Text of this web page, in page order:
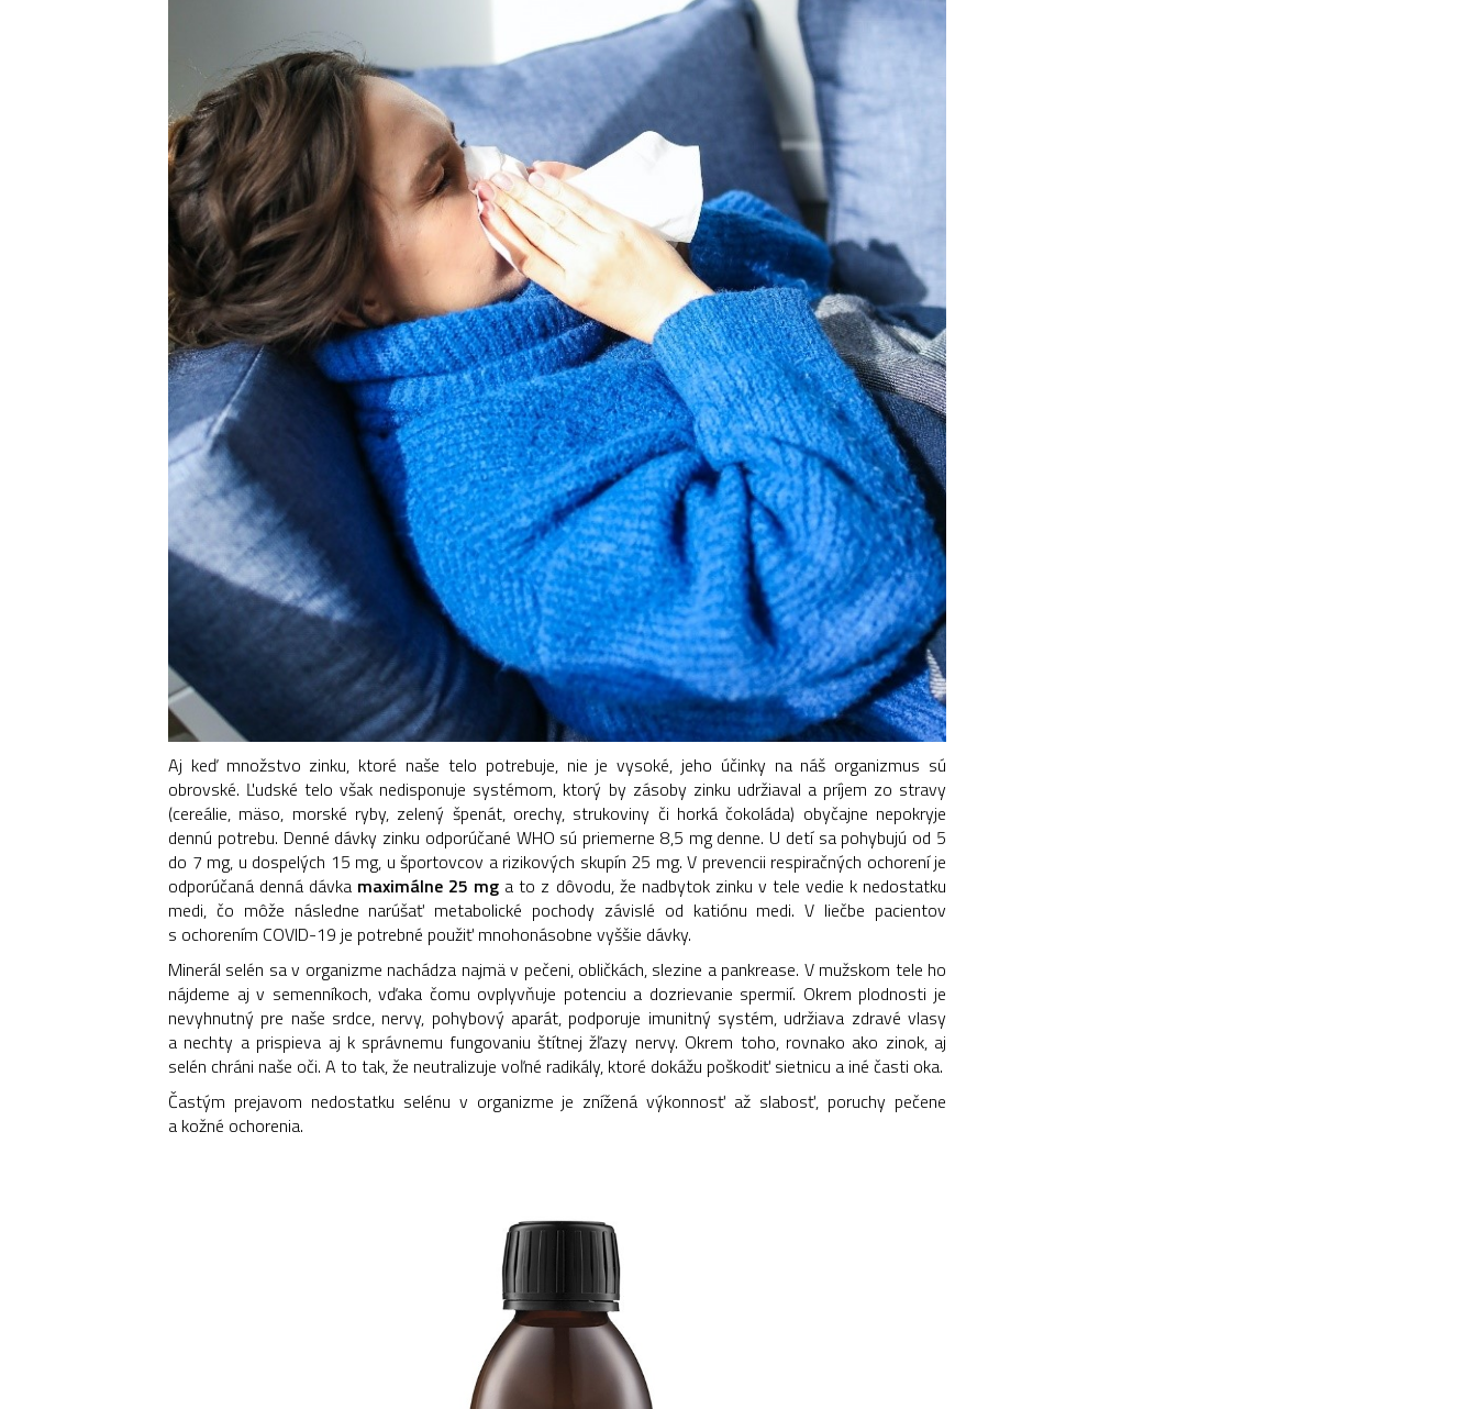
Aj keď množstvo zinku, ktoré naše telo potrebuje, nie je vysoké, jeho účinky na náš organizmus sú
obrovské. Ľudské telo však nedisponuje systémom, ktorý by zásoby zinku udržiaval a príjem zo stravy
(cereálie, mäso, morské ryby, zelený špenát, orechy, strukoviny či horká čokoláda) obyčajne nepokryje
dennú potrebu. Denné dávky zinku odporúčané WHO sú priemerne 8,5 mg denne. U detí sa pohybujú od 5
do 7 mg, u dospelých 15 mg, u športovcov a rizikových skupín 25 mg. V prevencii respiračných ochorení je
odporúčaná denná dávka maximálne 25 mg a to z dôvodu, že nadbytok zinku v tele vedie k nedostatku
medi, čo môže následne narúšať metabolické pochody závislé od katiónu medi. V liečbe pacientov
s ochorením COVID-19 je potrebné použiť mnohonásobne vyššie dávky.
Minerál selén sa v organizme nachádza najmä v pečeni, obličkách, slezine a pankrease. V mužskom tele ho
nájdeme aj v semenníkoch, vďaka čomu ovplyvňuje potenciu a dozrievanie spermií. Okrem plodnosti je
nevyhnutný pre naše srdce, nervy, pohybový aparát, podporuje imunitný systém, udržiava zdravé vlasy
a nechty a prispieva aj k správnemu fungovaniu štítnej žľazy nervy. Okrem toho, rovnako ako zinok, aj
selén chráni naše oči. A to tak, že neutralizuje voľné radikály, ktoré dokážu poškodiť sietnicu a iné časti oka.
Častým prejavom nedostatku selénu v organizme je znížená výkonnosť až slabosť, poruchy pečene
a kožné ochorenia.